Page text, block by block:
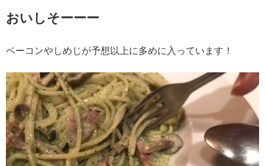
おいしそーーー
ベーコンやしめじが予想以上に多めに入っています！